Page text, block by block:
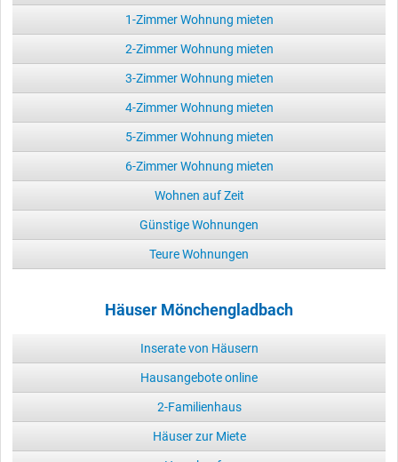
1-Zimmer Wohnung mieten
2-Zimmer Wohnung mieten
3-Zimmer Wohnung mieten
4-Zimmer Wohnung mieten
5-Zimmer Wohnung mieten
6-Zimmer Wohnung mieten
Wohnen auf Zeit
Günstige Wohnungen
Teure Wohnungen
Häuser Mönchengladbach
Inserate von Häusern
Hausangebote online
2-Familienhaus
Häuser zur Miete